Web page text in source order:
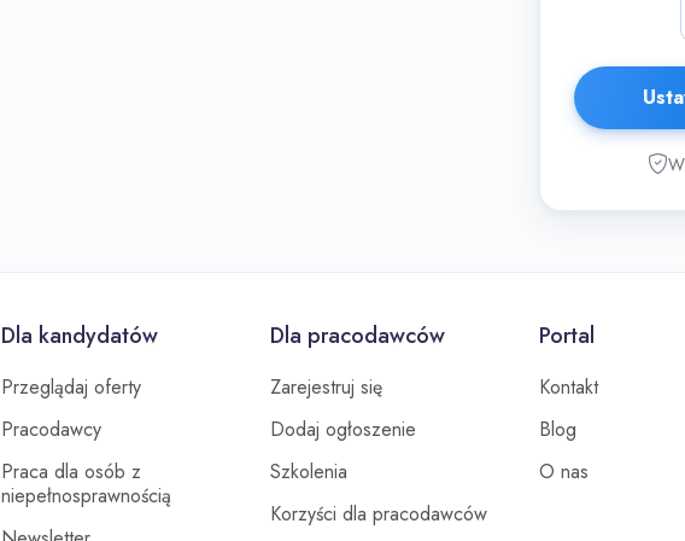
Dla kandydatów
Przeglądaj oferty
Pracodawcy
Praca dla osób z
niepełnosprawnością
Dla pracodawców
Zarejestruj się
Dodaj ogłoszenie
Szkolenia
Korzyści dla pracodawców
Portal
Kontakt
Blog
O nas